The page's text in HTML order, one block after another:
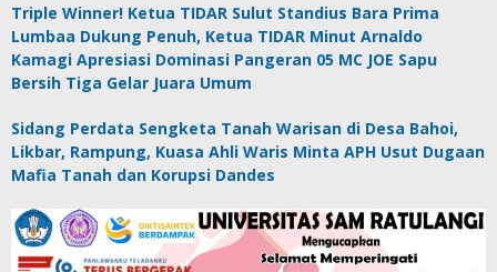
Triple Winner! Ketua TIDAR Sulut Standius Bara Prima
Lumbaa Dukung Penuh, Ketua TIDAR Minut Arnaldo
Kamagi Apresiasi Dominasi Pangeran 05 MC JOE Sapu
Bersih Tiga Gelar Juara Umum
Sidang Perdata Sengketa Tanah Warisan di Desa Bahoi,
Likbar, Rampung, Kuasa Ahli Waris Minta APH Usut Dugaan
Mafia Tanah dan Korupsi Dandes